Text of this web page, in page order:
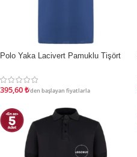
İNDIRIM
Polo Yaka Lacivert Pamuklu Tişört
395,60₺'den başlayan fiyatlarla